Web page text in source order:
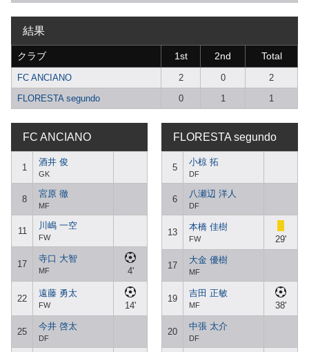
結果
クラブ 1st 2nd Total
FC ANCIANO 2 0
2
FLORESTA segundo
0 1 1
FC ANCIANO
1
酒井 俊
GK
8
宮原 徹
MF
11
川嶋 一空
FW
17
寺口 大智
MF 4'
22
遠藤 勇太
FW 14'
25
今井 啓太
DF
FLORESTA segundo
5
小椋 拓
DF
6
八瀬辺 洋人
DF
13
本橋 佳樹
FW 29'
17
大金 優樹
MF
19
吉田 正敏
MF 38'
20
中張 太介
DF